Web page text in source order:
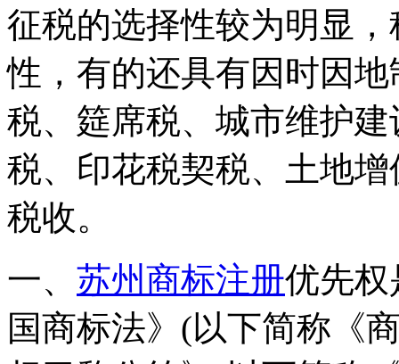
征税的选择性较为明显
性，有的还具有因时因
税、筵席税、城市维护
税、印花税契税、土地
税收。
一、 苏州商标注册优先权
国商标法》(以下简称《